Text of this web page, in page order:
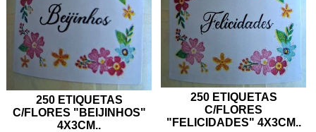
250 ETIQUETAS
C/FLORES "BEIJINHOS"
4X3CM..
250 ETIQUETAS
C/FLORES
"FELICIDADES" 4X3CM..